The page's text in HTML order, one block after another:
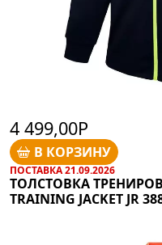
4 499,00Р
В КОРЗИНУ
ПОСТАВКА 21.09.2026
ТОЛСТОВКА
TRAINING JACKET JR